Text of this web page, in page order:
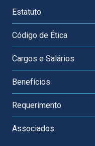
Estatuto
Código de Ética
Cargos e Salários
Benefícios
Requerimento
Associados